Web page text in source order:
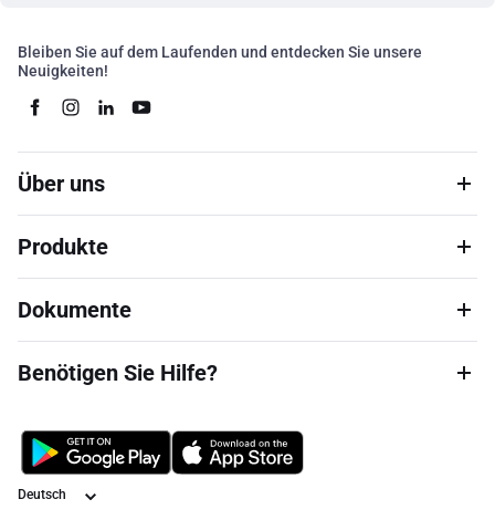
Bleiben Sie auf dem Laufenden und entdecken Sie unsere
Neuigkeiten!
Über uns
Produkte
Dokumente
Benötigen Sie Hilfe?
Sprache